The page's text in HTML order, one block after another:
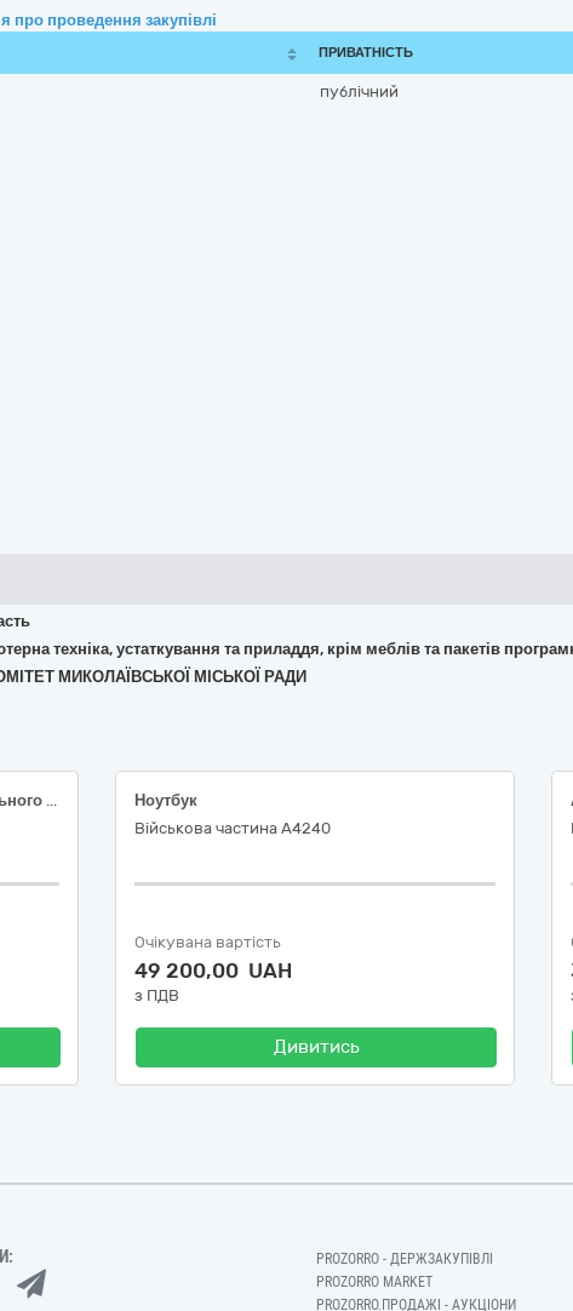
проведення закупівлі
ПРИВАТНІСТЬ
публічний
техніка, устаткування та приладдя, крім меблів та пакетів
МИКОЛАЇВСЬКОЇ МІСЬКОЇ РАДИ
Автоматизоване робоче місце спеціального призначення із захистом інформації 2-3-ї категорії типу моноблок в комплекті – за ДК 021:2015-30210000-4 Машини для обробки даних (апаратна частина)
Ноутбук
Військова частина А4240
Очікувана вартість
49 200,00 UAH
з ПДВ
Дивитись
PROZORRO - ДЕРЖЗАКУПІВЛІ
PROZORRO MARKET
PROZORRO.ПРОДАЖІ - АУКЦІОНИ